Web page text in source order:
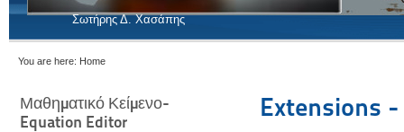
Σωτήρης Δ. Χασάπης
You are here: Home
Μαθηματικό Κείμενο-
Equation Editor
Extensions